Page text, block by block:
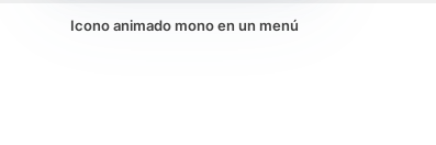
Icono animado mono en un menú